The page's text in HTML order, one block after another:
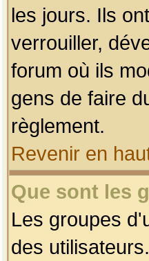
les jours. Ils
verrouiller,
forum où ils
gens de faire
règlement.
Revenir en
Que sont les
Les groupes
des